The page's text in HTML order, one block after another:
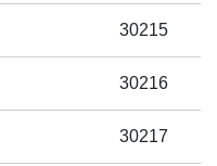
30215
30216
30217